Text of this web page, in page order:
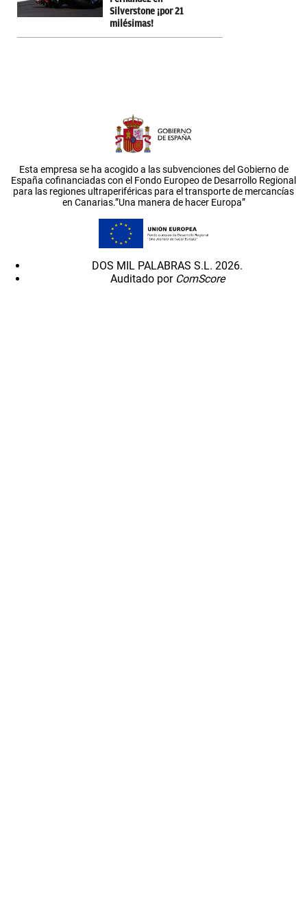
Silverstone ¡por 21
milésimas!
Esta empresa se ha acogido a las subvenciones del Gobierno de
España cofinanciadas con el Fondo Europeo de Desarrollo Regional
para las regiones ultraperiféricas para el transporte de mercancías
en Canarias.”Una manera de hacer Europa”
DOS MIL PALABRAS S.L. 2026.
Auditado por ComScore